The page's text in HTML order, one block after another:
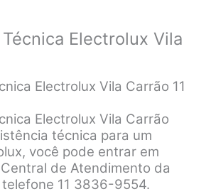
Electrolux Vila
Electrolux Vila Carrão 11
Electrolux Vila Carrão
técnica para um
você pode entrar em
de Atendimento da
11 3836-9554.